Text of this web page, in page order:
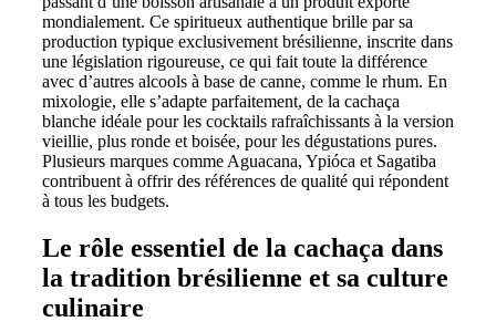
mondialement. Ce spiritueux authentique brille par sa
production typique exclusivement brésilienne, inscrite dans
une législation rigoureuse, ce qui fait toute la différence
avec d’autres alcools à base de canne, comme le rhum. En
mixologie, elle s’adapte parfaitement, de la cachaça
blanche idéale pour les cocktails rafraîchissants à la version
vieillie, plus ronde et boisée, pour les dégustations pures.
Plusieurs marques comme Aguacana, Ypióca et Sagatiba
contribuent à offrir des références de qualité qui répondent
à tous les budgets.
Le rôle essentiel de la cachaça dans
la tradition brésilienne et sa culture
culinaire